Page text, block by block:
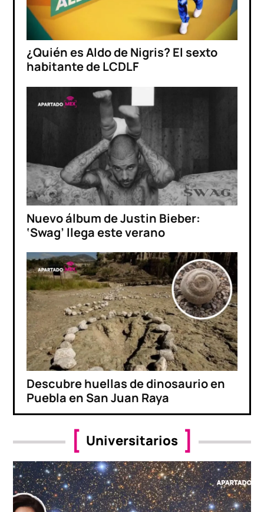
¿Quién es Aldo de Nigris? El sexto
habitante de LCDLF
Nuevo álbum de Justin Bieber:
‘Swag’ llega este verano
Descubre huellas de dinosaurio en
Puebla en San Juan Raya
Universitarios